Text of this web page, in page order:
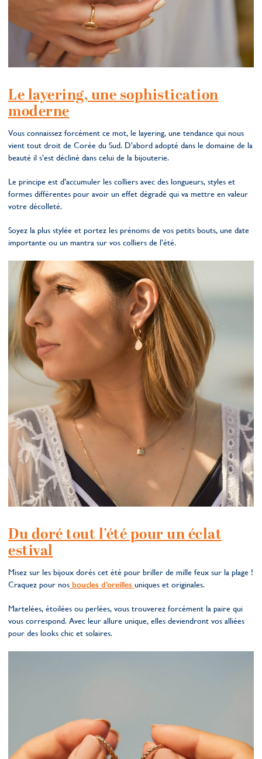
Le layering, une sophistication
moderne
Vous connaissez forcément ce mot, le layering, une tendance qui nous
vient tout droit de Corée du Sud. D’abord adopté dans le domaine de la
beauté il s’est décliné dans celui de la bijouterie.
Le principe est d’accumuler les colliers avec des longueurs, styles et
formes différentes pour avoir un effet dégradé qui va mettre en valeur
votre décolleté.
Soyez la plus stylée et portez les prénoms de vos petits bouts, une date
importante ou un mantra sur vos colliers de l’été.
Du doré tout l’été pour un éclat
estival
Misez sur les bijoux dorés cet été pour briller de mille feux sur la plage !
Craquez pour nos boucles d’oreilles uniques et originales.
Martelées, étoilées ou perlées, vous trouverez forcément la paire qui
vous correspond. Avec leur allure unique, elles deviendront vos alliées
pour des looks chic et solaires.